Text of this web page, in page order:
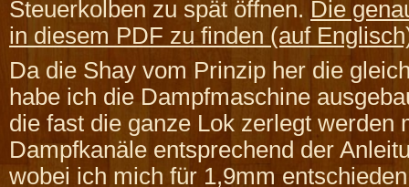
Steuerkolben zu spät öffnen. Die
in diesem PDF zu finden (auf
Da die Shay vom Prinzip her die
habe ich die Dampfmaschine
die fast die ganze Lok zerlegt werden
Dampfkanäle entsprechend der
wobei ich mich für 1,9mm